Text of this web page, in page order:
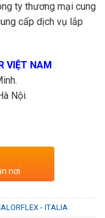
ty thương mại cung
cấp dịch vụ lắp
VIỆT NAM
Nội.
nơi
- ITALIA